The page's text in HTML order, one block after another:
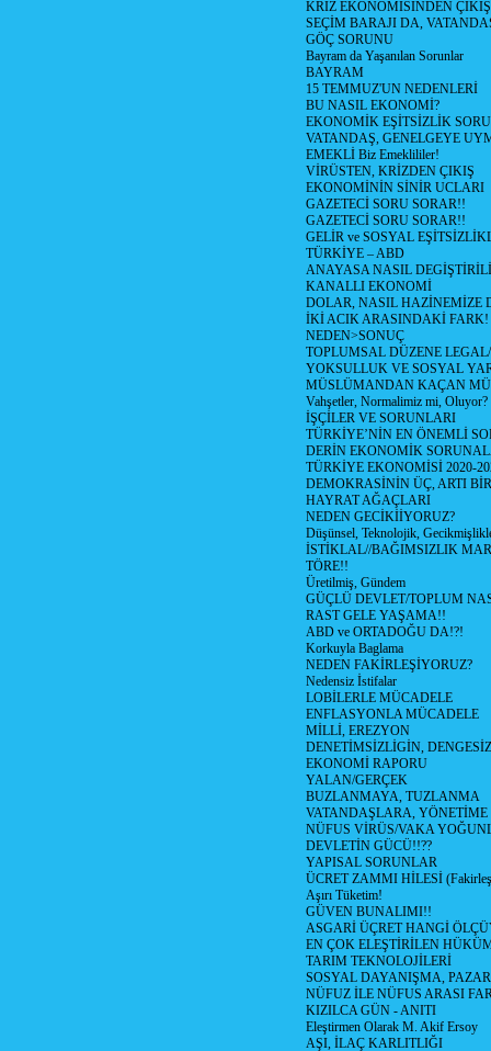
KRİZ EKONOMİSİNDEN ÇIKIŞ
SEÇİM BARAJI DA,
GÖÇ SORUNU
Bayram da Yaşanılan Sorunlar
BAYRAM
15 TEMMUZ'UN NEDENLERİ
BU NASIL EKONOMİ?
EKONOMİK EŞİTSİZLİK
VATANDAŞ, GENELGEYE
EMEKLİ Biz Emeklililer!
VİRÜSTEN, KRİZDEN ÇIKIŞ
EKONOMİNİN SİNİR UCLARI
GAZETECİ SORU SORAR!!
GAZETECİ SORU SORAR!!
GELİR ve SOSYAL
TÜRKİYE – ABD
ANAYASA NASIL
KANALLI EKONOMİ
DOLAR, NASIL HAZİNEMİZE
İKİ ACIK ARASINDAKİ FARK!
NEDEN>SONUÇ
TOPLUMSAL DÜZENE
YOKSULLUK VE SOSYAL
MÜSLÜMANDAN KAÇAN
Vahşetler, Normalimiz mi, Oluyor?
İŞÇİLER VE SORUNLARI
TÜRKİYE’NİN EN ÖNEMLİ
DERİN EKONOMİK
TÜRKİYE EKONOMİSİ 2020-
DEMOKRASİNİN ÜÇ, ARTI
HAYRAT AĞAÇLARI
NEDEN GECİKİİYORUZ?
Düşünsel, Teknolojik,
İSTİKLAL//BAĞIMSIZLIK
TÖRE!!
Üretilmiş, Gündem
GÜÇLÜ DEVLET/TOPLUM
RAST GELE YAŞAMA!!
ABD ve ORTADOĞU DA!?!
Korkuyla Baglama
NEDEN FAKİRLEŞİYORUZ?
Nedensiz İstifalar
LOBİLERLE MÜCADELE
ENFLASYONLA MÜCADELE
MİLLİ, EREZYON
DENETİMSİZLİGİN,
EKONOMİ RAPORU
YALAN/GERÇEK
BUZLANMAYA, TUZLANMA
VATANDAŞLARA,
NÜFUS VİRÜS/VAKA
DEVLETİN GÜCÜ!!??
YAPISAL SORUNLAR
ÜCRET ZAMMI HİLESİ
Aşırı Tüketim!
GÜVEN BUNALIMI!!
ASGARİ ÜÇRET HANGİ
EN ÇOK ELEŞTİRİLEN
TARIM TEKNOLOJİLERİ
SOSYAL DAYANIŞMA,
NÜFUZ İLE NÜFUS ARASI
KIZILCA GÜN - ANITI
Eleştirmen Olarak M. Akif Ersoy
AŞI, İLAÇ KARLITLIĞI